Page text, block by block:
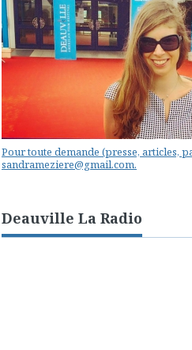
Pour toute demande (presse, articles,
sandrameziere@gmail.com.
Deauville La Radio